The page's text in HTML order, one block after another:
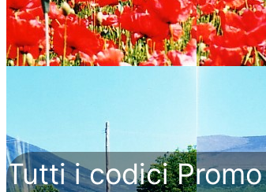
Tutti i codici Promo